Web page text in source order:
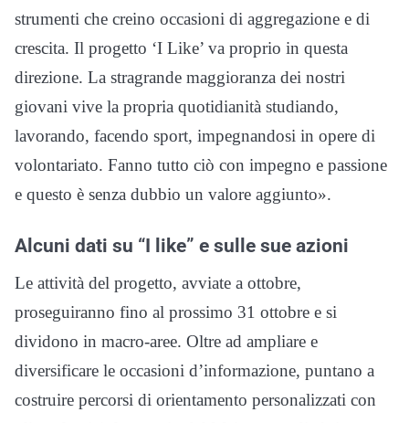
strumenti che creino occasioni di aggregazione e di
crescita. Il progetto ‘I Like’ va proprio in questa
direzione. La stragrande maggioranza dei nostri
giovani vive la propria quotidianità studiando,
lavorando, facendo sport, impegnandosi in opere di
volontariato. Fanno tutto ciò con impegno e passione
e questo è senza dubbio un valore aggiunto».
Alcuni dati su “I like” e sulle sue azioni
Le attività del progetto, avviate a ottobre,
proseguiranno fino al prossimo 31 ottobre e si
dividono in macro-aree. Oltre ad ampliare e
diversificare le occasioni d’informazione, puntano a
costruire percorsi di orientamento personalizzati con